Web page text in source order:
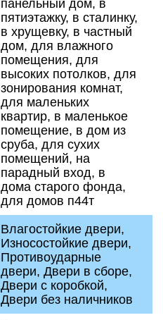
панельный дом, в
пятиэтажку, в сталинку,
в хрущевку, в частный
дом, для влажного
помещения, для
высоких потолков, для
зонирования комнат,
для маленьких
квартир, в маленькое
помещение, в дом из
сруба, для сухих
помещений, на
парадный вход, в
дома старого фонда,
для домов п44т
Влагостойкие двери,
Износостойкие двери,
Противоударные
двери, Двери в сборе,
Двери с коробкой,
Двери без наличников